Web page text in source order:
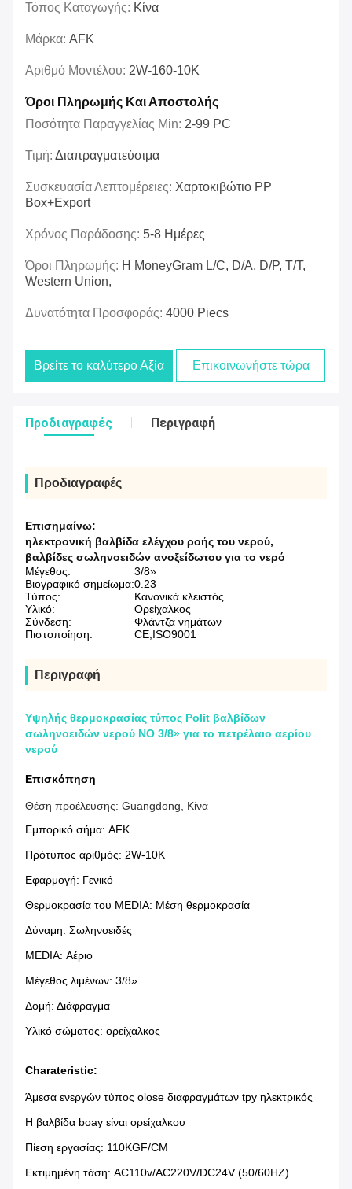
Τόπος Καταγωγής: Κίνα
Μάρκα: AFK
Αριθμό Μοντέλου: 2W-160-10K
Όροι Πληρωμής Και Αποστολής
Ποσότητα Παραγγελίας Min: 2-99 PC
Τιμή: Διαπραγματεύσιμα
Συσκευασία Λεπτομέρειες: Χαρτοκιβώτιο PP
Box+export
Χρόνος Παράδοσης: 5-8 Ημέρες
Όροι Πληρωμής: Η MoneyGram L/C, D/A, D/P, T/T,
Western Union,
Δυνατότητα Προσφοράς: 4000 Piecs
Βρείτε το καλύτερο Αξία Επικοινωνήστε τώρα
Προδιαγραφές Περιγραφή
Προδιαγραφές
Επισημαίνω:
ηλεκτρονική βαλβίδα ελέγχου ροής του νερού,
βαλβίδες σωληνοειδών ανοξείδωτου για το νερό
Μέγεθος:
3/8»
Βιογραφικό σημείωμα:0.23
Τύπος:
Κανονικά κλειστός
Υλικό:
Ορείχαλκος
Σύνδεση:
Φλάντζα νημάτων
Πιστοποίηση:
CE,ISO9001
Περιγραφή
Υψηλής θερμοκρασίας τύπος Polit βαλβίδων
σωληνοειδών νερού ΝΟ 3/8» για το πετρέλαιο αερίου
νερού
Επισκόπηση
Θέση προέλευσης: Guangdong, Κίνα
Εμπορικό σήμα: AFK
Πρότυπος αριθμός: 2W-10K
Εφαρμογή: Γενικό
Θερμοκρασία του MEDIA: Μέση θερμοκρασία
Δύναμη: Σωληνοειδές
MEDIA: Αέριο
Μέγεθος λιμένων: 3/8»
Δομή: Διάφραγμα
Υλικό σώματος: ορείχαλκος
Charateristic:
Άμεσα ενεργών τύπος olose διαφραγμάτων tpy ηλεκτρικός
Η βαλβίδα boay είναι ορείχαλκου
Πίεση εργασίας: 110KGF/CM
Εκτιμημένη τάση: AC110v/AC220V/DC24V (50/60HZ)